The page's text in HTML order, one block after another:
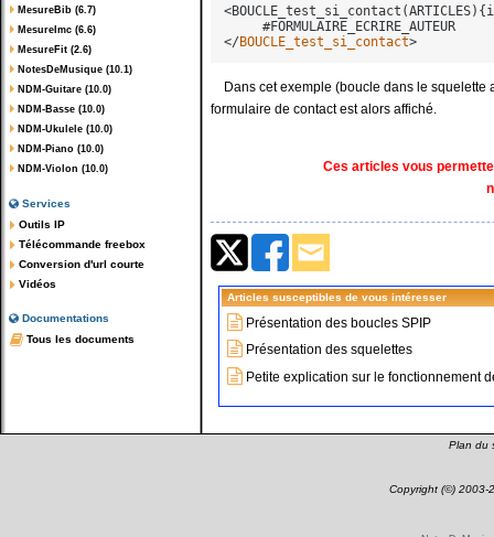
MesureBib (6.7)
MesureImc (6.6)
MesureFit (2.6)
NotesDeMusique (10.1)
NDM-Guitare (10.0)
NDM-Basse (10.0)
NDM-Ukulele (10.0)
NDM-Piano (10.0)
NDM-Violon (10.0)
Services
Outils IP
Télécommande freebox
Conversion d'url courte
Vidéos
Documentations
Tous les documents
</BOUCLE_test_si_contact>
Dans cet exemple (boucle dans le squelette
formulaire de contact est alors affiché.
Ces articles vous
Articles susceptibles de vous intéresser
Présentation des boucles SPIP
Présentation des squelettes
Petite explication sur le fonctionnement
Plan du
Copyright (©) 2003-